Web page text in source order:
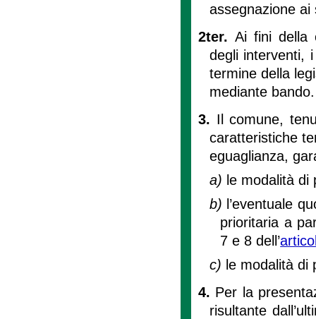
assegnazione ai
2ter. Ai fini della
degli interventi,
termine della
mediante
3. Il comune,
caratteristiche
eguaglianza,
a) le modalità di
b) l’eventuale
prioritaria a
7 e 8 dell’
c) le modalità di
4. Per la
risultante